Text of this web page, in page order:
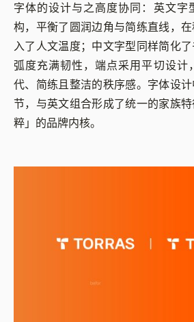
字体的设计与之高度协同：英文字
构，平衡了圆润边角与简练直线，
入了人文温度；中文字型同样简化
弧度充满韧性，端点采用平切设计
代、简练且整洁的秩序感。字体设
节，与英文组合形成了统一的家族
粹」的品牌内核。